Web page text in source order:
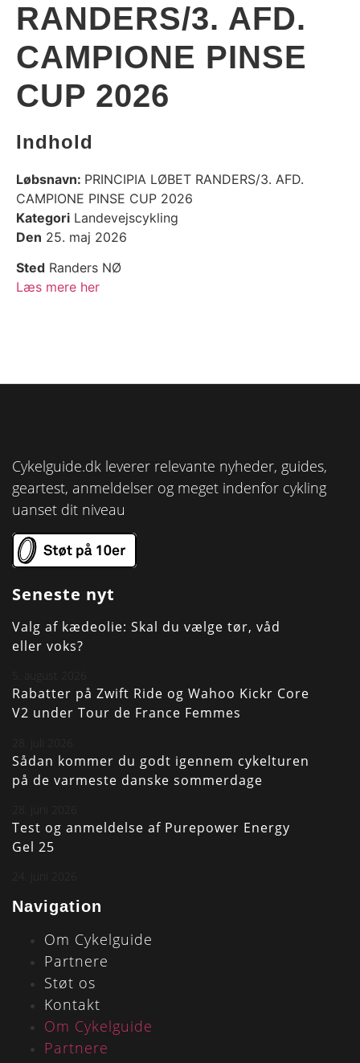
RANDERS/3. AFD.
CAMPIONE PINSE
CUP 2026
Indhold
Løbsnavn: PRINCIPIA LØBET RANDERS/3. AFD.
CAMPIONE PINSE CUP 2026
Kategori Landevejscykling
Den 25. maj 2026
Sted Randers NØ
Læs mere her
Cykelguide.dk leverer relevante nyheder, guides,
geartest, anmeldelser og meget indenfor cykling
uanset dit niveau
Seneste nyt
Valg af kædeolie: Skal du vælge tør, våd
eller voks?
5. august 2026
Rabatter på Zwift Ride og Wahoo Kickr Core
V2 under Tour de France Femmes
28. juli 2026
Sådan kommer du godt igennem cykelturen
på de varmeste danske sommerdage
28. juni 2026
Test og anmeldelse af Purepower Energy
Gel 25
24. juni 2026
Navigation
Om Cykelguide
Partnere
Støt os
Kontakt
Om Cykelguide
Partnere